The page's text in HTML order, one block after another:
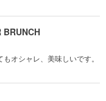
BRUNCH
オシャレ、美味しいです。